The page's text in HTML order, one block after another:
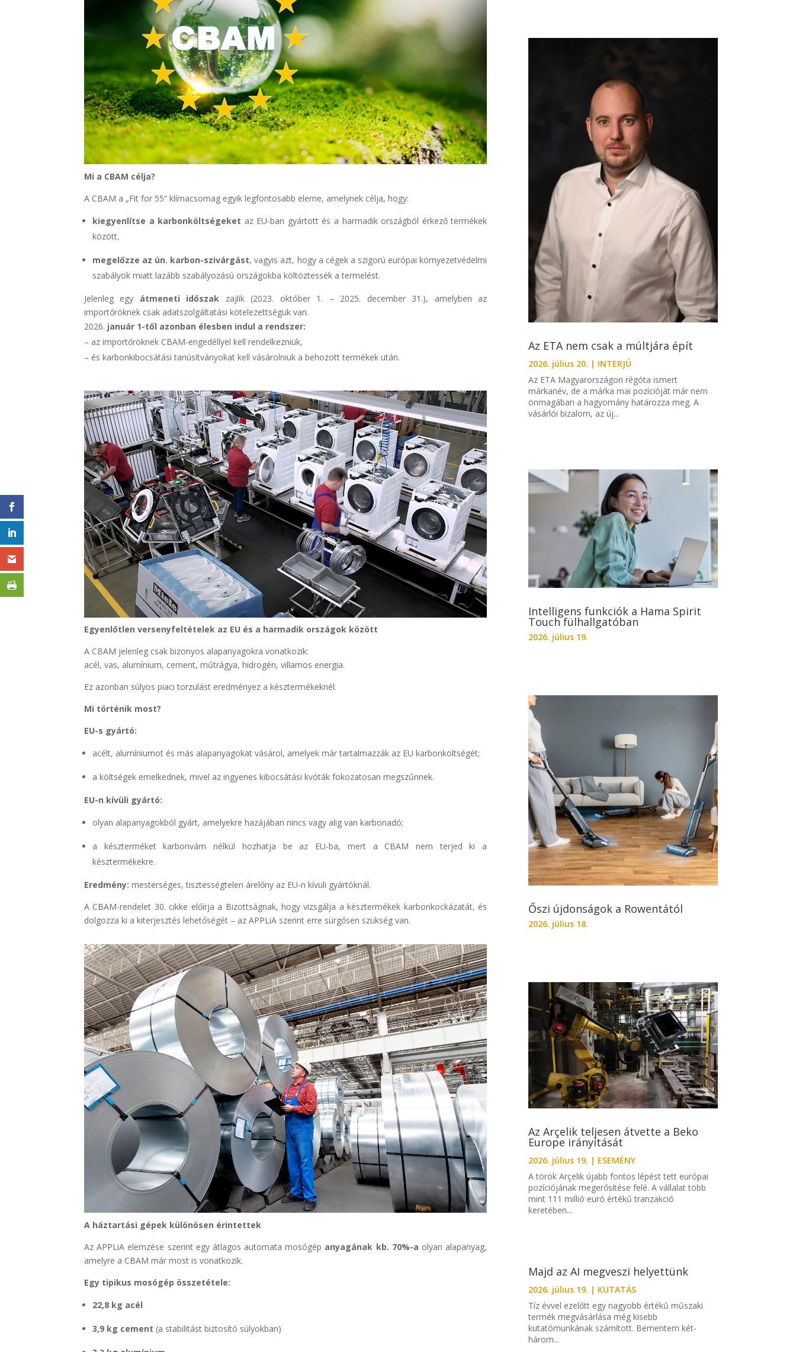
Mi a CBAM célja?
A CBAM a „Fit for 55” klímacsomag egyik legfontosabb eleme, amelynek célja, hogy:
kiegyenlítse a karbonköltségeket az EU-ban gyártott és a harmadik országból érkező termékek
között,
megelőzze az ún. karbon-szivárgást, vagyis azt, hogy a cégek a szigorú európai környezetvédelmi
szabályok miatt lazább szabályozású országokba költöztessék a termelést.
Jelenleg egy átmeneti időszak zajlik (2023. október 1. – 2025. december 31.), amelyben az
importőröknek csak adatszolgáltatási kötelezettségük van.
január 1-től azonban élesben indul a rendszer:
– az importőröknek CBAM-engedéllyel kell rendelkezniük,
– és karbonkibocsátási tanúsítványokat kell vásárolniuk a behozott termékek után.
Egyenlőtlen versenyfeltételek az EU és a harmadik országok között
A CBAM jelenleg csak bizonyos alapanyagokra vonatkozik:
acél, vas, alumínium, cement, műtrágya, hidrogén, villamos energia.
Ez azonban súlyos piaci torzulást eredményez a késztermékeknél.
Mi történik most?
EU-s gyártó:
acélt, alumíniumot és más alapanyagokat vásárol, amelyek már tartalmazzák az EU karbonköltségét;
a költségek emelkednek, mivel az ingyenes kibocsátási kvóták fokozatosan megszűnnek.
EU-n kívüli gyártó:
olyan alapanyagokból gyárt, amelyekre hazájában nincs vagy alig van karbonadó;
a készterméket karbonvám nélkül hozhatja be az EU-ba, mert a CBAM nem terjed ki a
késztermékekre.
Eredmény: mesterséges, tisztességtelen árelőny az EU-n kívüli gyártóknál.
A CBAM-rendelet 30. cikke előírja a Bizottságnak, hogy vizsgálja a késztermékek karbonkockázatát, és
dolgozza ki a kiterjesztés lehetőségét – az APPLiA szerint erre sürgősen szükség van.
A háztartási gépek különösen érintettek
Az APPLiA elemzése szerint egy átlagos automata mosógép anyagának kb. 70%-a olyan alapanyag,
amelyre a CBAM már most is vonatkozik.
Egy tipikus mosógép összetétele:
22,8 kg acél
3,9 kg cement (a stabilitást biztosító súlyokban)
Az ETA nem csak a múltjára épít
2026. július 20. | INTERJÚ
Az ETA Magyarországon régóta ismert
márkanév, de a márka mai pozícióját már nem
önmagában a hagyomány határozza meg. A
vásárlói bizalom, az új...
Intelligens funkciók a Hama Spirit
Touch fülhallgatóban
2026. július 19.
Őszi újdonságok a Rowentától
2026. július 18.
Az Arçelik teljesen átvette a Beko
Europe irányítását
2026. július 19. | ESEMÉNY
A török Arçelik újabb fontos lépést tett európai
pozíciójának megerősítése felé. A vállalat több
mint 111 millió euró értékű tranzakció
keretében...
Majd az AI megveszi helyettünk
2026. július 19. | KUTATÁS
Tíz évvel ezelőtt egy nagyobb értékű műszaki
termék megvásárlása még kisebb
kutatómunkának számított. Bementem két-
három...